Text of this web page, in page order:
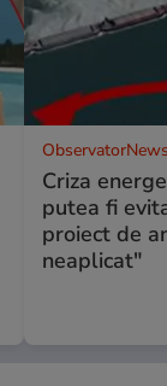
Criza
putea fi
proiect de
neaplicat"